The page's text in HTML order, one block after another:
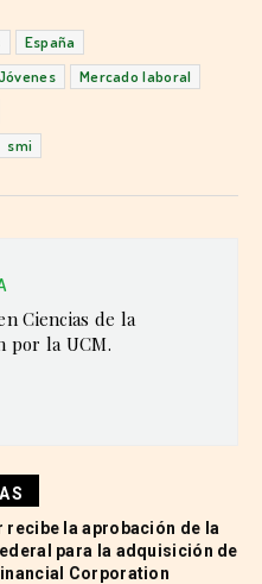
España
Mercado laboral
smi
Ciencias de la
por la UCM.
recibe la aprobación de la
para la adquisición de
Corporation